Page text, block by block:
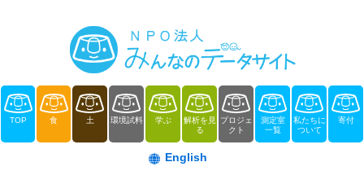
TOP 食 土 環境試料 学ぶ
解析を見
る
プロジェ
クト
測定室
一覧
私たちに
ついて
寄付
English